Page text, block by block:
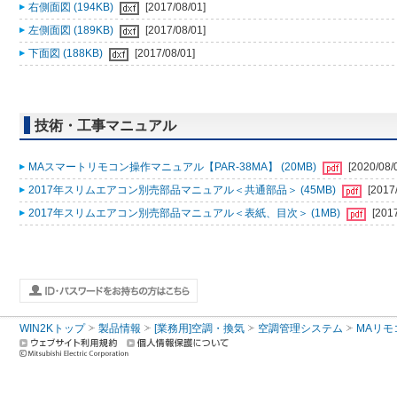
右側面図 (194KB)
[2017/08/01]
左側面図 (189KB)
[2017/08/01]
下面図 (188KB)
[2017/08/01]
技術・工事マニュアル
MAスマートリモコン操作マニュアル【PAR-38MA】 (20MB)
[2020/08/
2017年スリムエアコン別売部品マニュアル＜共通部品＞ (45MB)
2017年スリムエアコン別売部品マニュアル＜表紙、目次＞ (1MB)
WIN2Kトップ 製品情報 [業務用]空調・換気 空調管理システム MAリモ